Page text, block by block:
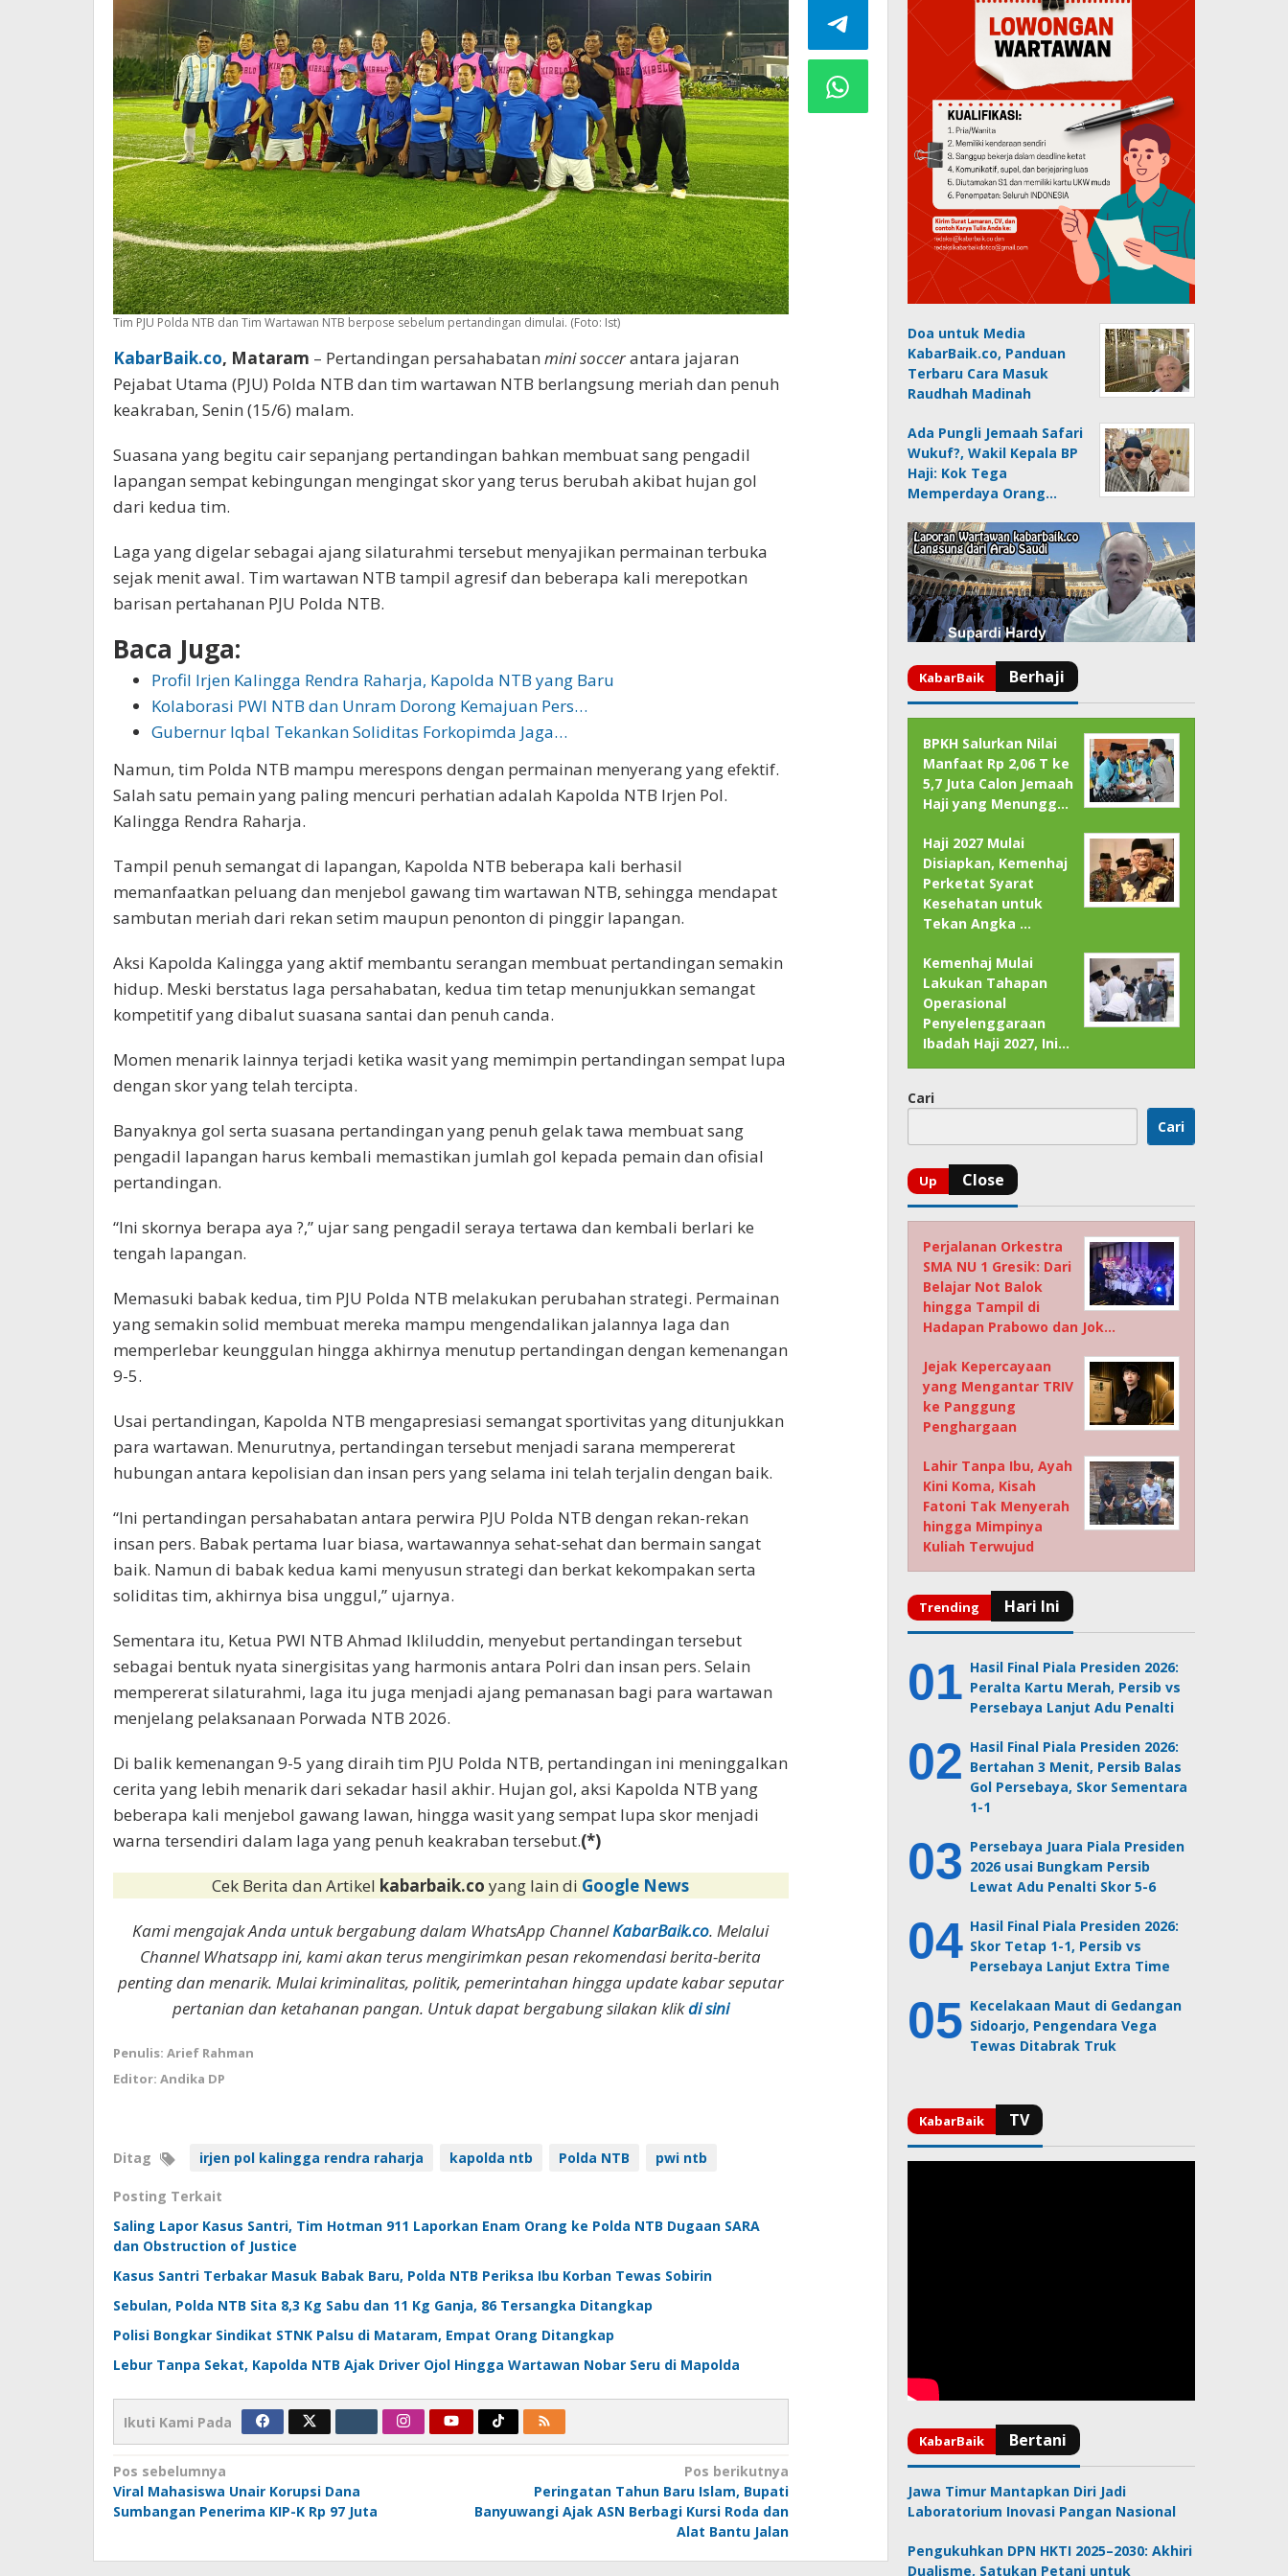
Tim PJU Polda NTB dan Tim Wartawan NTB berpose sebelum pertandingan dimulai. (Foto: Ist)
KabarBaik.co, Mataram – Pertandingan persahabatan mini soccerantara jajaran
Pejabat Utama (PJU) Polda NTB dan tim wartawan NTB berlangsung meriah dan penuh
keakraban, Senin (15/6) malam.
Suasana yang begitu cair sepanjang pertandingan bahkan membuat sang pengadil
lapangan sempat kebingungan mengingat skor yang terus berubah akibat hujan gol
dari kedua tim.
Laga yang digelar sebagai ajang silaturahmi tersebut menyajikan permainan terbuka
sejak menit awal. Tim wartawan NTB tampil agresif dan beberapa kali merepotkan
barisan pertahanan PJU Polda NTB.
Baca Juga:
Profil Irjen Kalingga Rendra Raharja, Kapolda NTB yang Baru
Kolaborasi PWI NTB dan Unram Dorong Kemajuan Pers…
Gubernur Iqbal Tekankan Soliditas Forkopimda Jaga…
Namun, tim Polda NTB mampu merespons dengan permainan menyerang yang efektif.
Salah satu pemain yang paling mencuri perhatian adalah Kapolda NTB Irjen Pol.
Kalingga Rendra Raharja.
Tampil penuh semangat di lapangan, Kapolda NTB beberapa kali berhasil
memanfaatkan peluang dan menjebol gawang tim wartawan NTB, sehingga mendapat
sambutan meriah dari rekan setim maupun penonton di pinggir lapangan.
Aksi Kapolda Kalingga yang aktif membantu serangan membuat pertandingan semakin
hidup. Meski berstatus laga persahabatan, kedua tim tetap menunjukkan semangat
kompetitif yang dibalut suasana santai dan penuh canda.
Momen menarik lainnya terjadi ketika wasit yang memimpin pertandingan sempat lupa
dengan skor yang telah tercipta.
Banyaknya gol serta suasana pertandingan yang penuh gelak tawa membuat sang
pengadil lapangan harus kembali memastikan jumlah gol kepada pemain dan ofisial
pertandingan.
“Ini skornya berapa aya ?,” ujar sang pengadil seraya tertawa dan kembali berlari ke
tengah lapangan.
Memasuki babak kedua, tim PJU Polda NTB melakukan perubahan strategi. Permainan
yang semakin solid membuat mereka mampu mengendalikan jalannya laga dan
memperlebar keunggulan hingga akhirnya menutup pertandingan dengan kemenangan
9-5.
Usai pertandingan, Kapolda NTB mengapresiasi semangat sportivitas yang ditunjukkan
para wartawan. Menurutnya, pertandingan tersebut menjadi sarana mempererat
hubungan antara kepolisian dan insan pers yang selama ini telah terjalin dengan baik.
“Ini pertandingan persahabatan antara perwira PJU Polda NTB dengan rekan-rekan
insan pers. Babak pertama luar biasa, wartawannya sehat-sehat dan bermain sangat
baik. Namun di babak kedua kami menyusun strategi dan berkat kekompakan serta
soliditas tim, akhirnya bisa unggul,” ujarnya.
Sementara itu, Ketua PWI NTB Ahmad Ikliluddin, menyebut pertandingan tersebut
sebagai bentuk nyata sinergisitas yang harmonis antara Polri dan insan pers. Selain
mempererat silaturahmi, laga itu juga menjadi ajang pemanasan bagi para wartawan
menjelang pelaksanaan Porwada NTB 2026.
Di balik kemenangan 9-5 yang diraih tim PJU Polda NTB, pertandingan ini meninggalkan
cerita yang lebih menarik dari sekadar hasil akhir. Hujan gol, aksi Kapolda NTB yang
beberapa kali menjebol gawang lawan, hingga wasit yang sempat lupa skor menjadi
warna tersendiri dalam laga yang penuh keakraban tersebut.(*)
Cek Berita dan Artikel kabarbaik.coyang lain di Google News
Kami mengajak Anda untuk bergabung dalam WhatsApp ChannelKabarBaik.co. Melalui
Channel Whatsapp ini, kami akan terus mengirimkan pesan rekomendasi berita-berita
penting dan menarik. Mulai kriminalitas, politik, pemerintahan hingga update kabar seputar
pertanian dan ketahanan pangan. Untuk dapat bergabung silakan klikdi sini
Penulis: Arief Rahman
Editor: Andika DP
Ditag irjen pol kalingga rendra raharja kapolda ntb Polda NTB pwi ntb
Posting Terkait
Saling Lapor Kasus Santri, Tim Hotman 911 Laporkan Enam Orang ke Polda NTB Dugaan SARA
dan Obstruction of Justice
Kasus Santri Terbakar Masuk Babak Baru, Polda NTB Periksa Ibu Korban Tewas Sobirin
Sebulan, Polda NTB Sita 8,3 Kg Sabu dan 11 Kg Ganja, 86 Tersangka Ditangkap
Polisi Bongkar Sindikat STNK Palsu di Mataram, Empat Orang Ditangkap
Lebur Tanpa Sekat, Kapolda NTB Ajak Driver Ojol Hingga Wartawan Nobar Seru di Mapolda
Ikuti Kami Pada
Navigasi
pos
Pos sebelumnya
Viral Mahasiswa Unair Korupsi Dana
Sumbangan Penerima KIP-K Rp 97 Juta
Pos berikutnya
Peringatan Tahun Baru Islam, Bupati
Banyuwangi Ajak ASN Berbagi Kursi Roda dan
Alat Bantu Jalan
Doa untuk Media
KabarBaik.co, Panduan
Terbaru Cara Masuk
Raudhah Madinah
Ada Pungli Jemaah Safari
Wukuf?, Wakil Kepala BP
Haji: Kok Tega
Memperdaya Orang…
BPKH Salurkan Nilai
Manfaat Rp 2,06 T ke
5,7 Juta Calon Jemaah
Haji yang Menungg…
Haji 2027 Mulai
Disiapkan, Kemenhaj
Perketat Syarat
Kesehatan untuk
Tekan Angka …
Kemenhaj Mulai
Lakukan Tahapan
Operasional
Penyelenggaraan
Ibadah Haji 2027, Ini…
Cari
Cari
Perjalanan Orkestra
SMA NU 1 Gresik: Dari
Belajar Not Balok
hingga Tampil di
Hadapan Prabowo dan Jok…
Jejak Kepercayaan
yang Mengantar TRIV
ke Panggung
Penghargaan
Lahir Tanpa Ibu, Ayah
Kini Koma, Kisah
Fatoni Tak Menyerah
hingga Mimpinya
Kuliah Terwujud
Hasil Final Piala Presiden 2026:
Peralta Kartu Merah, Persib vs
Persebaya Lanjut Adu Penalti
Hasil Final Piala Presiden 2026:
Bertahan 3 Menit, Persib Balas
Gol Persebaya, Skor Sementara
1-1
Persebaya Juara Piala Presiden
2026 usai Bungkam Persib
Lewat Adu Penalti Skor 5-6
Hasil Final Piala Presiden 2026:
Skor Tetap 1-1, Persib vs
Persebaya Lanjut Extra Time
Kecelakaan Maut di Gedangan
Sidoarjo, Pengendara Vega
Tewas Ditabrak Truk
Jawa Timur Mantapkan Diri Jadi
Laboratorium Inovasi Pangan Nasional
Pengukuhkan DPN HKTI 2025–2030: Akhiri
Dualisme, Satukan Petani untuk